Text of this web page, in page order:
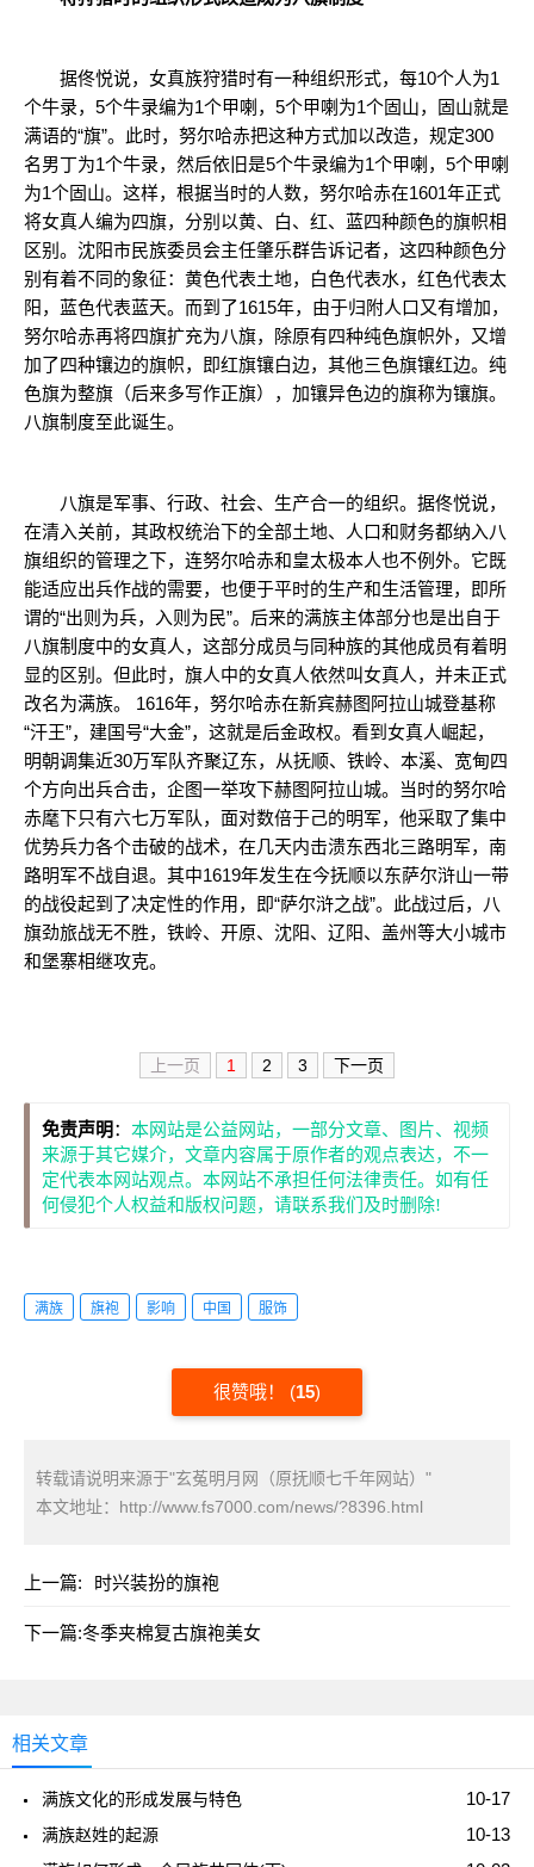
据佟悦说，女真族狩猎时有一种组织形式，每10个人为1
个牛录，5个牛录编为1个甲喇，5个甲喇为1个固山，固山就是
满语的“旗”。此时，努尔哈赤把这种方式加以改造，规定300
名男丁为1个牛录，然后依旧是5个牛录编为1个甲喇，5个甲喇
为1个固山。这样，根据当时的人数，努尔哈赤在1601年正式
将女真人编为四旗，分别以黄、白、红、蓝四种颜色的旗帜相
区别。沈阳市民族委员会主任肇乐群告诉记者，这四种颜色分
别有着不同的象征：黄色代表土地，白色代表水，红色代表太
阳，蓝色代表蓝天。而到了1615年，由于归附人口又有增加，
努尔哈赤再将四旗扩充为八旗，除原有四种纯色旗帜外，又增
加了四种镶边的旗帜，即红旗镶白边，其他三色旗镶红边。纯
色旗为整旗（后来多写作正旗），加镶异色边的旗称为镶旗。
八旗制度至此诞生。
八旗是军事、行政、社会、生产合一的组织。据佟悦说，
在清入关前，其政权统治下的全部土地、人口和财务都纳入八
旗组织的管理之下，连努尔哈赤和皇太极本人也不例外。它既
能适应出兵作战的需要，也便于平时的生产和生活管理，即所
谓的“出则为兵，入则为民”。后来的满族主体部分也是出自于
八旗制度中的女真人，这部分成员与同种族的其他成员有着明
显的区别。但此时，旗人中的女真人依然叫女真人，并未正式
改名为满族。 1616年，努尔哈赤在新宾赫图阿拉山城登基称
“汗王”，建国号“大金”，这就是后金政权。看到女真人崛起，
明朝调集近30万军队齐聚辽东，从抚顺、铁岭、本溪、宽甸四
个方向出兵合击，企图一举攻下赫图阿拉山城。当时的努尔哈
赤麾下只有六七万军队，面对数倍于己的明军，他采取了集中
优势兵力各个击破的战术，在几天内击溃东西北三路明军，南
路明军不战自退。其中1619年发生在今抚顺以东萨尔浒山一带
的战役起到了决定性的作用，即“萨尔浒之战”。此战过后，八
旗劲旅战无不胜，铁岭、开原、沈阳、辽阳、盖州等大小城市
和堡寨相继攻克。
上一页 1 2 3 下一页
免责声明 ： 本网站是公益网站，一部分文章、图片、视频
来源于其它媒介，文章内容属于原作者的观点表达，不一
定代表本网站观点。本网站不承担任何法律责任。如有任
何侵犯个人权益和版权问题，请联系我们及时删除!
满族 旗袍 影响 中国 服饰
很赞哦！ (15)
转载请说明来源于"玄菟明月网（原抚顺七千年网站）"
本文地址： http://www.fs7000.com/news/?8396.html
上一篇: 时兴装扮的旗袍
下一篇:冬季夹棉复古旗袍美女
相关文章
10-17
满族文化的形成发展与特色
10-13
满族赵姓的起源